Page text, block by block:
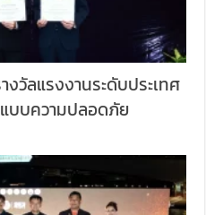
งวัลแรงงานระดับประเทศ
บบความปลอดภัย